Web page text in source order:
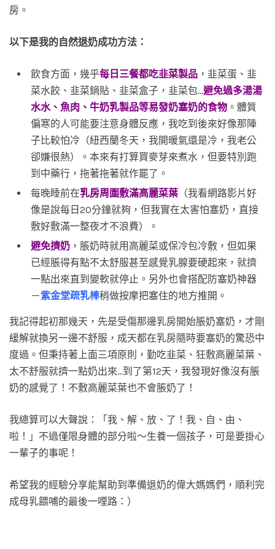
房。
以下是我的自然退奶成功方法：
飲食方面，幾乎每日三餐都吃韭菜製品 ，韭菜蛋、韭
菜水餃、韭菜鍋貼、韭菜盒子，韭菜包…避免過多湯湯
水水、魚肉、牛奶乳製品等易發奶塞奶的食物 。體質
偏寒的人可能要注意身體反應，我吃到後來好像那陣
子比較怕冷（紐西蘭冬天，我開暖氣還是冷，我老公
卻嫌很熱）。本來有打算買麥芽來煮水，但要特別跑
到中藥行，拖著拖著就作罷了。
每晚睡前在乳房周圍敷滿高麗菜葉 （我看網路影片好
像是說每日20分鐘就夠，但我實在太害怕塞奶，直接
敷好敷滿一整夜才不浪費）。
避免擠奶 ，脹奶時就用高麗菜或保冷包冷敷，但如果
已經脹得有點不太舒服甚至感覺乳腺要硬起來，就擠
一點出來直到變軟就停止。另外也會搭配防塞奶神器
－紫金堂疏乳棒稍做按摩把塞住的地方推開。
我記得起初那幾天，先是受傷那邊乳房開始脹奶塞奶，才剛
緩解就換另一邊不舒服，成天都在乳房隨時要塞奶的驚恐中
度過。但秉持著上面三項原則，勤吃韭菜、狂敷高麗菜葉、
太不舒服就擠一點奶出來…到了第12天，我發現好像沒有脹
奶的感覺了！不敷高麗菜葉也不會脹奶了！
我總算可以大聲說：「我、解、放、了！我、自、由、
啦！」不過僅限身體的部分啦～生養一個孩子，可是要掛心
一輩子的事呢！
希望我的經驗分享能幫助到準備退奶的偉大媽媽們，順利完
成母乳餵哺的最後一哩路：）